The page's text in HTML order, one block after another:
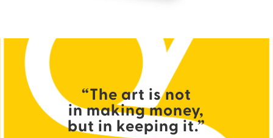
“The art is not
in making money,
but in keeping it.”